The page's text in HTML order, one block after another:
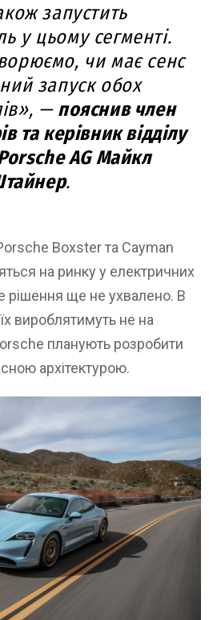
запустить
у цьому сегменті.
чи має сенс
запуск обох
— пояснив член
та керівник відділу
AG Майкл
.
Boxster та Cayman
на ринку у електричних
рішення ще не ухвалено. В
вироблятимуть не на
планують розробити
архітектурою.